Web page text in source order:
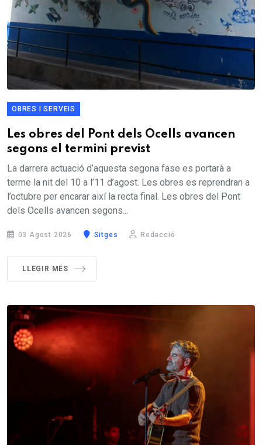
OBRES I SERVEIS
Les obres del Pont dels Ocells avancen
segons el termini previst
La darrera actuació d’aquesta segona fase es portarà a
terme la nit del 10 a l’11 d’agost. Les obres es reprendran a
l’octubre per encarar així la recta final. Les obres del Pont
dels Ocells avancen segons...
03 Agost 2026 Sitges Redacció
LLEGIR MÉS